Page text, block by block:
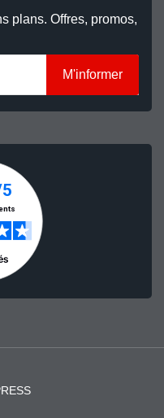
plans. Offres, promos,
M'informer